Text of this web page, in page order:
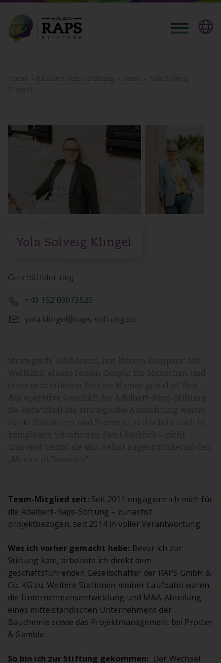
Home Adalbert-Raps-Stiftung Team
» Yola Solveig
Klingel
Yola Solveig Klingel
Geschäftsleitung
+49 152 09073525
yola.klingel@raps-stiftung.de
Team-Mitglied seit: Seit 2011 engagiere ich mich für
die Adalbert-Raps-Stiftung – zunächst
projektbezogen, seit 2014 in voller Verantwortung.
Was ich vorher gemacht habe: Bevor ich zur
Stiftung kam, arbeitete ich direkt dem
geschäftsführenden Gesellschafter der RAPS GmbH &
Co. KG zu. Weitere Stationen meiner Laufbahn waren
die Unternehmensentwicklung und M&A-Abteilung
eines mittelständischen Unternehmens der
Bauchemie sowie das Projektmanagement bei Procter
& Gamble.
So bin ich zur Stiftung gekommen: Der Wechsel